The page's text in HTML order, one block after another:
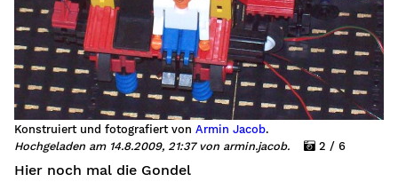
Konstruiert und fotografiert von Armin Jacob.
Hochgeladen am 14.8.2009, 21:37 von armin.jacob.
2 / 6
Hier noch mal die Gondel